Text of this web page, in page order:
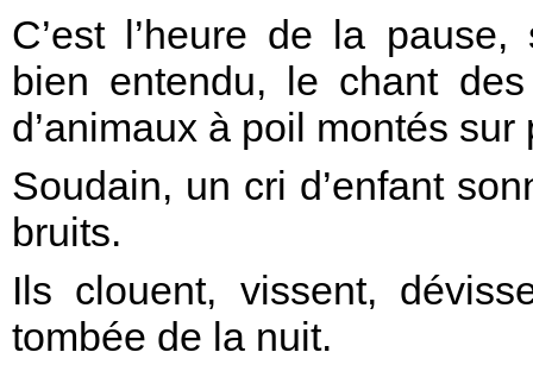
C’est l’heure de la
bien entendu, le chant
d’animaux à poil montés
Soudain, un cri d’enfant
bruits.
Ils clouent, vissent,
tombée de la nuit.